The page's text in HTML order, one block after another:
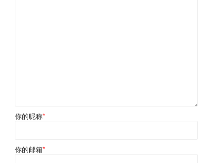
你的昵称*
你的邮箱*